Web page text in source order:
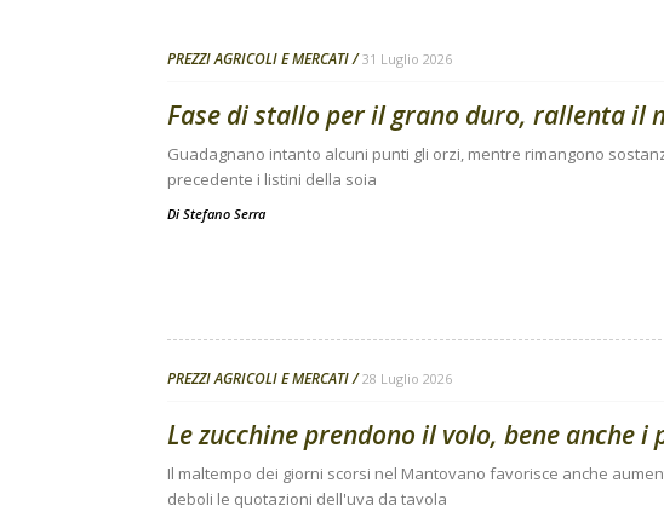
PREZZI AGRICOLI E MERCATI 31 Luglio 2026
Fase di stallo per il grano duro, rallenta il
Guadagnano intanto alcuni punti gli orzi, mentre rimangono
precedente i listini della soia
Di Stefano Serra
PREZZI AGRICOLI E MERCATI 28 Luglio 2026
Le zucchine prendono il volo, bene anche i
Il maltempo dei giorni scorsi nel Mantovano favorisce anche
deboli le quotazioni dell'uva da tavola